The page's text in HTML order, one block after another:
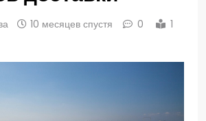
10 месяцев спустя 0
1